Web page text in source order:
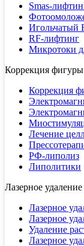
Smas-
Игольчатый
RF-лифтинг
Микротоки
Коррекция фигуры
Коррекция
Лечение
РФ-липолиз
Липолитики
Лазерное
Лазерное
Лазерное
Удаление
Лазерное